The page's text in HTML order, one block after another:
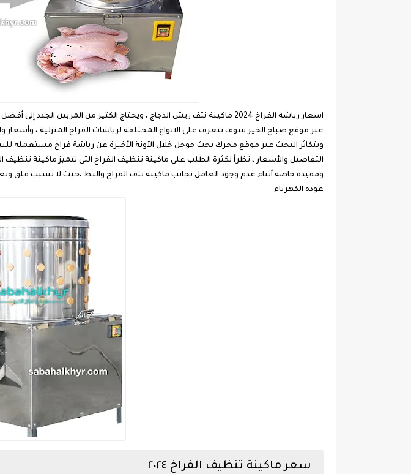
اسعار رياشة الفراخ 2024 ماكينة نتف ريش الدجاج ، ويحتاج الكثير من
عبر موقع صباح الخير سوف نتعرف على الانواع المختلفة لرياشات الفراخ المنزلية ،
ويتكاثر البحث عبر موقع محرك بحث جوجل خلال الآونة الأخيرة عن رياشة فراخ مستعمله
التفاصيل والأسعار ، نظراً لكثرة الطلب على ماكينة تنظيف الفراخ التى تتميز ماكينة
ومفيده خاصه أثناء عدم وجود العامل بجانب ماكينة نتف الفراخ والبط ،حيث لا تسبب
عودة الكهرباء
سعر ماكينة تنظيف الفراخ ٢٠٢٤